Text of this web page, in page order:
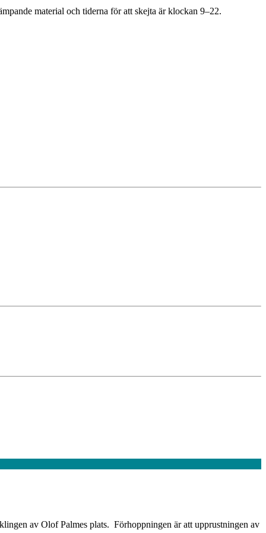
material och tiderna för att skejta är klockan 9–22.
av Olof Palmes plats. Förhoppningen är att upprustningen av